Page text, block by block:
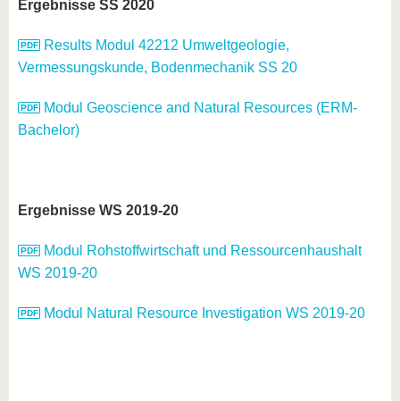
Ergebnisse SS 2020
Results Modul 42212 Umweltgeologie,
Vermessungskunde, Bodenmechanik SS 20
Modul Geoscience and Natural Resources (ERM-
Bachelor)
Ergebnisse WS 2019-20
Modul Rohstoffwirtschaft und Ressourcenhaushalt
WS 2019-20
Modul Natural Resource Investigation WS 2019-20